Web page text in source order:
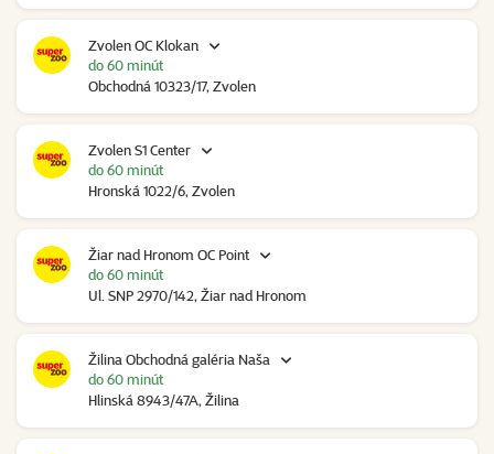
Zvolen OC Klokan
Obchodná 10323/17, Zvolen
do 60 minút
Zvolen S1 Center
Hronská 1022/6, Zvolen
do 60 minút
Žiar nad Hronom OC Point
Ul. SNP 2970/142, Žiar nad Hronom
do 60 minút
Žilina Obchodná galéria Naša
Hlinská 8943/47A, Žilina
do 60 minút